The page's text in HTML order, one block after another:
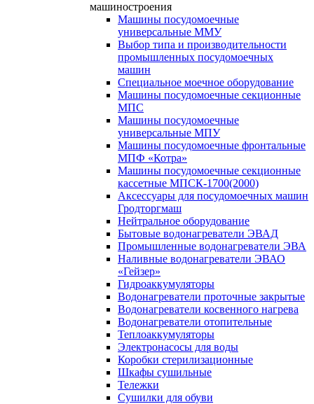
машиностроения
Машины посудомоечные
универсальные ММУ
Выбор типа и производительности
промышленных посудомоечных
машин
Специальное моечное оборудование
Машины посудомоечные секционные
МПС
Машины посудомоечные
универсальные МПУ
Машины посудомоечные фронтальные
МПФ «Котра»
Машины посудомоечные секционные
кассетные МПСК-1700(2000)
Аксессуары для посудомоечных машин
Гродторгмаш
Нейтральное оборудование
Бытовые водонагреватели ЭВАД
Промышленные водонагреватели ЭВА
Наливные водонагреватели ЭВАО
«Гейзер»
Гидроаккумуляторы
Водонагреватели проточные закрытые
Водонагреватели косвенного нагрева
Водонагреватели отопительные
Теплоаккумуляторы
Электронасосы для воды
Коробки стерилизационные
Шкафы сушильные
Тележки
Сушилки для обуви